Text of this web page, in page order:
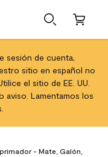
sesión de cuenta,
sitio en español no
el sitio de EE. UU.
aviso. Lamentamos los
- Mate, Galón,